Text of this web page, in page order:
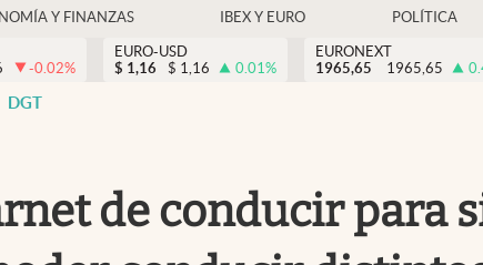
Y FINANZAS IBEX Y EURO POLÍTICA
-0.02%
EURO-USD
$ 1,16 $ 1,16 0.01%
EURONEXT
1965,65
1965,65
DGT
de conducir para